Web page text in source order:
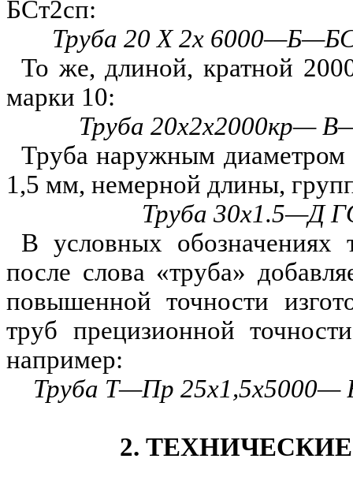
БСт2сп:
Труба 20 X 2х
То же, длиной, кратной
марки 10:
Труба 20х2х2000кр—
Труба наружным
1,5 мм, немерной длины,
Труба 30х1.5—Д
В условных обозначениях
после слова «труба»
повышенной точности
труб прецизионной
например:
Труба Т—Пр
2. ТЕХ